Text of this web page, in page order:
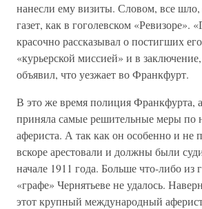
нанесли ему визиты. Словом, все
газет, как в гоголевском «Ревизоре».
красочно рассказывал о постигших
«курьерской миссией» и в
объявил, что уезжает во Франкфурт.
В это же время полиция Франкфурта,
приняла самые решительные меры по
афериста. А так как он особенно и не
вскоре арестовали и должны были
начале 1911 года. Больше что-либо из
«графе» Чернятьеве не удалось.
этот крупный международный